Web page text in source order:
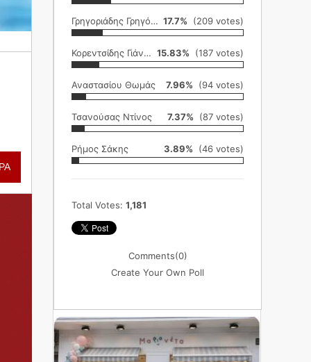
Γρηγοριάδης Γρηγόρης 17.7% (209 votes)
Κορεντσίδης Γιάννης 15.83% (187 votes)
Αναστασίου Θωμάς 7.96% (94 votes)
Τσανούσας Ντίνος 7.37% (87 votes)
Ρήμος Σάκης 3.89% (46 votes)
Total Votes: 1,181
Comments(0)
Create Your Own Poll